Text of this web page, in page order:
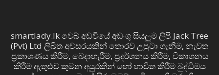
smartlady.lk වෙබ් අඩවියේ අඩංගු සියලුම ලිපි Jack Tree
(Pvt) Ltd ලිඛිත අවසරයකින් තොරව උපුටා ගැනීම, නැවත
ප්‍රකාශණය කිරීම, බෙදාහැරීම, ප්‍රදර්ශනය කිරීම, විකාශනය
කිරීම ඇතුළුව කුමන අයුරකින් හෝ භාවිත කිරීම බුද්ධිමය